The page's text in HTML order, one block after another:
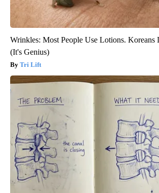
Wrinkles: Most People Use Lotions. Koreans
(It's Genius)
Tri Lift